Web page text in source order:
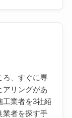
ろ、すぐに専
アリングがあ
工業者を3社紹
業者を探す手